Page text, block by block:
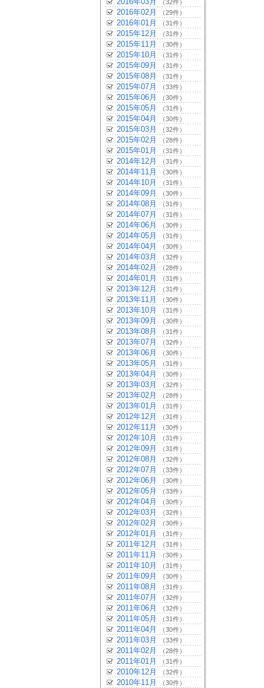
（32件）
2016年02月 （29件）
2016年01月 （31件）
2015年12月 （31件）
2015年11月 （30件）
2015年10月 （31件）
2015年09月 （31件）
2015年08月 （31件）
2015年07月 （33件）
2015年06月 （30件）
2015年05月 （31件）
2015年04月 （30件）
2015年03月 （32件）
2015年02月 （28件）
2015年01月 （31件）
2014年12月 （31件）
2014年11月 （30件）
2014年10月 （31件）
2014年09月 （30件）
2014年08月 （31件）
2014年07月 （31件）
2014年06月 （30件）
2014年05月 （31件）
2014年04月 （30件）
2014年03月 （32件）
2014年02月 （28件）
2014年01月 （31件）
2013年12月 （31件）
2013年11月 （30件）
2013年10月 （31件）
2013年09月 （30件）
2013年08月 （31件）
2013年07月 （32件）
2013年06月 （30件）
2013年05月 （31件）
2013年04月 （30件）
2013年03月 （32件）
2013年02月 （28件）
2013年01月 （31件）
2012年12月 （31件）
2012年11月 （30件）
2012年10月 （31件）
2012年09月 （31件）
2012年08月 （32件）
2012年07月 （33件）
2012年06月 （30件）
2012年05月 （33件）
2012年04月 （30件）
2012年03月 （32件）
2012年02月 （30件）
2012年01月 （31件）
2011年12月 （31件）
2011年11月 （30件）
2011年10月 （31件）
2011年09月 （30件）
2011年08月 （31件）
2011年07月 （32件）
2011年06月 （32件）
2011年05月 （31件）
2011年04月 （30件）
2011年03月 （33件）
2011年02月 （28件）
2011年01月 （31件）
2010年12月 （32件）
2010年11月 （30件）